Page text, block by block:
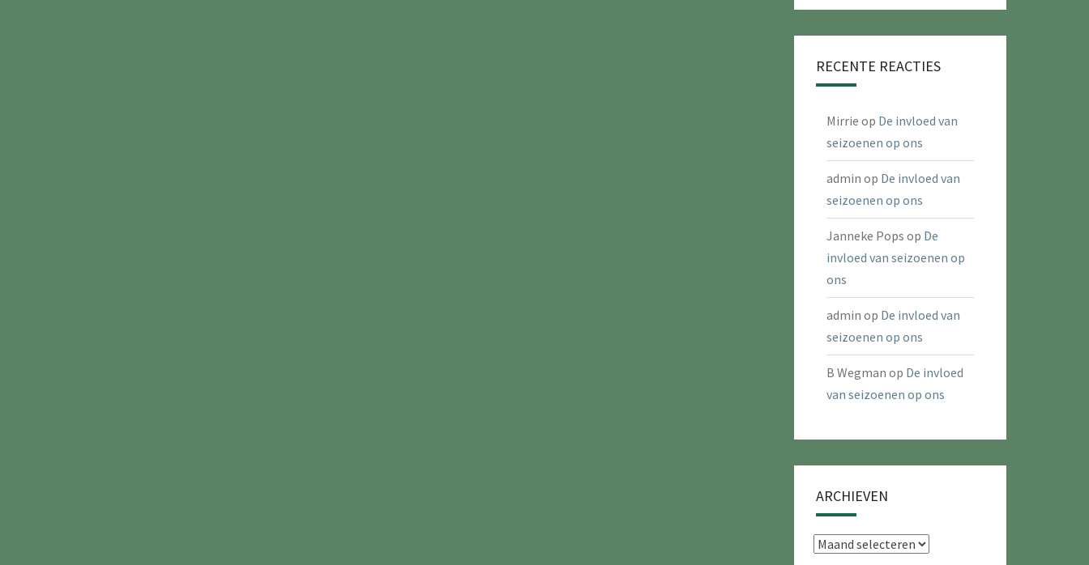
RECENTE REACTIES
Mirrie op De invloed van
seizoenen op ons
admin op De invloed van
seizoenen op ons
Janneke Pops op De
invloed van seizoenen op
ons
admin op De invloed van
seizoenen op ons
B Wegman op De invloed
van seizoenen op ons
ARCHIEVEN
Archieven